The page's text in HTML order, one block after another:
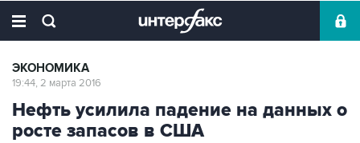
ЭКОНОМИКА
19:44, 2 марта 2016
Нефть усилила падение на данных о
росте запасов в США